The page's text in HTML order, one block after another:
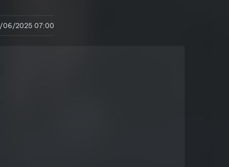
06/2025 07:00